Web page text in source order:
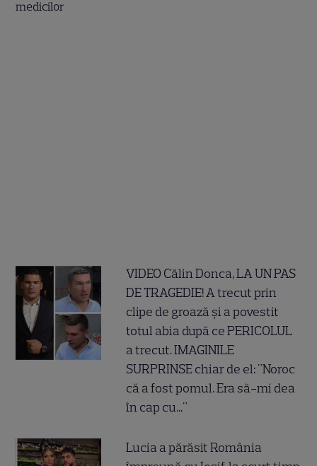
VIDEO Călin Donca, LA UN PAS
DE TRAGEDIE! A trecut prin
clipe de groază și a povestit
totul abia după ce PERICOLUL
a trecut. IMAGINILE
SURPRINSE chiar de el: "Noroc
că a fost pomul. Era să-mi dea
în cap cu..."
Lucia a părăsit România